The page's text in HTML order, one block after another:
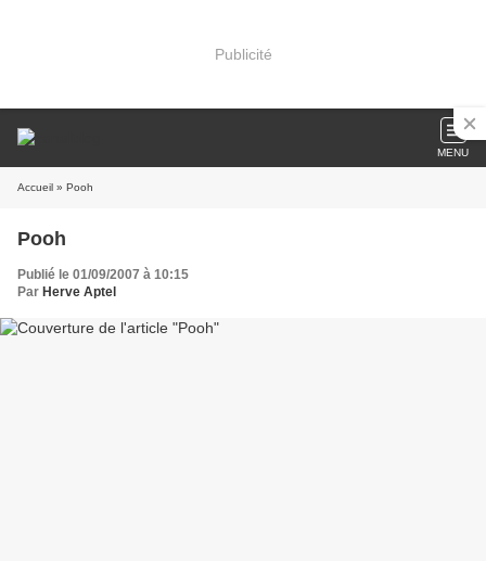
Publicité
MENU
Accueil » Pooh
Pooh
Publié le 01/09/2007 à 10:15
Par Herve Aptel